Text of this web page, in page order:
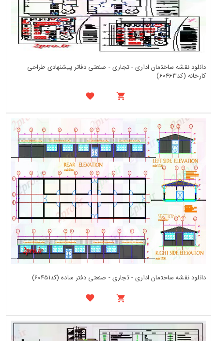
دانلود نقشه ساختمان اداری - تجاری - صنعتی دفاتر پیشنهادی طراحی
کارخانه (کد60463)
دانلود نقشه ساختمان اداری - تجاری - صنعتی دفتر ساده (کد60451)